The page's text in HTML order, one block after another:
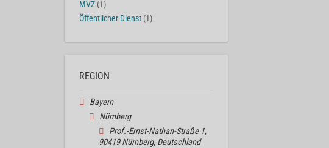
MVZ (1)
Öffentlicher Dienst (1)
REGION
Bayern
Nürnberg
Prof.-Ernst-Nathan-Straße 1,
90419 Nürnberg, Deutschland